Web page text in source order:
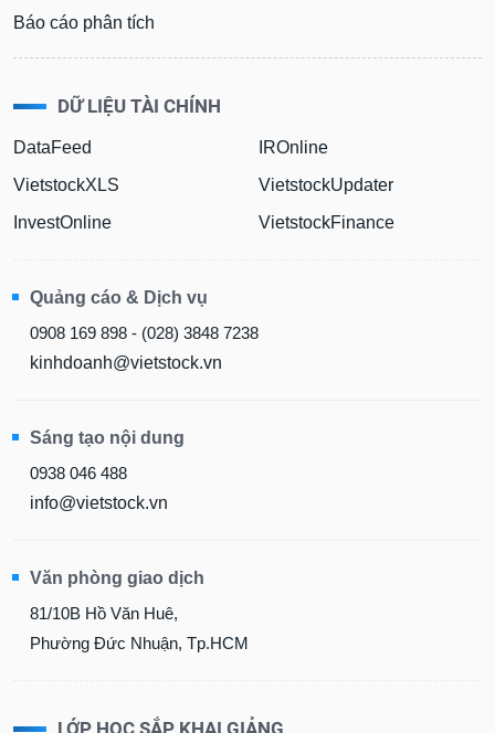
Báo cáo phân tích
DỮ LIỆU TÀI CHÍNH
DataFeed
VietstockXLS
InvestOnline
IROnline
VietstockUpdater
VietstockFinance
Quảng cáo & Dịch vụ
0908 169 898 - (028) 3848 7238
kinhdoanh@vietstock.vn
Sáng tạo nội dung
0938 046 488
info@vietstock.vn
Văn phòng giao dịch
81/10B Hồ Văn Huê,
Phường Đức Nhuận, Tp.HCM
LỚP HỌC SẮP KHAI GIẢNG